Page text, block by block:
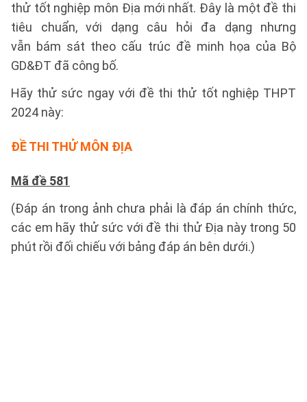
thử tốt nghiệp môn Địa mới nhất. Đây là một đề thi
tiêu chuẩn, với dạng câu hỏi đa dạng nhưng
vẫn bám sát theo cấu trúc đề minh họa của Bộ
GD&ĐT đã công bố.
Hãy thử sức ngay với đề thi thử tốt nghiệp THPT
2024 này:
ĐỀ THI THỬ MÔN ĐỊA
Mã đề 581
(Đáp án trong ảnh chưa phải là đáp án chính thức,
các em hãy thử sức với đề thi thử Địa này trong 50
phút rồi đối chiếu với bảng đáp án bên dưới.)